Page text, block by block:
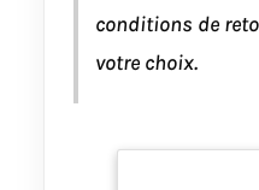
conditions de
votre choix.